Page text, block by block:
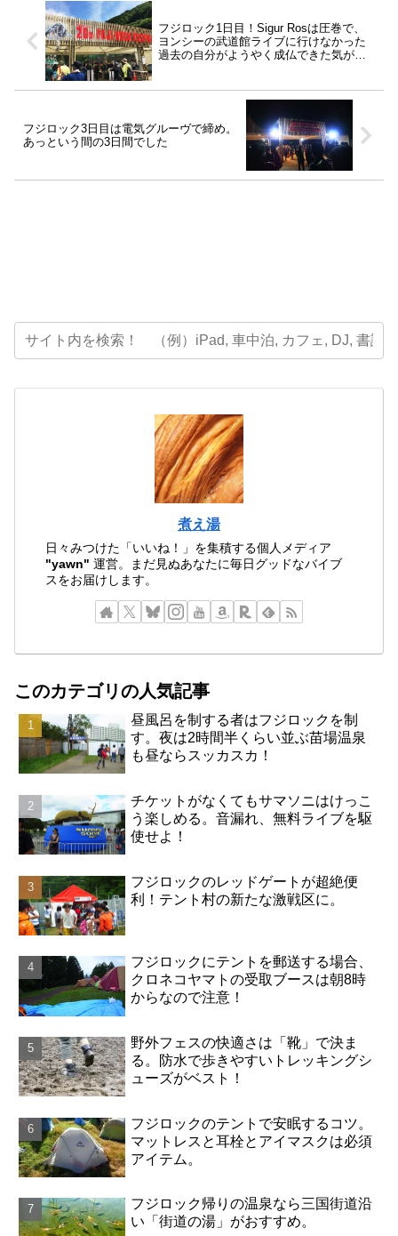
フジロック1日目！Sigur Rosは圧巻で、
ヨンシーの武道館ライブに行けなかった
過去の自分がようやく成仏できた気がし
フジロック3日目は電気グルーヴで締め。
あっという間の3日間でした
煮え湯
日々みつけた「いいね！」を集積する個人メディア
"yawn" 運営。まだ見ぬあなたに毎日グッドなバイブ
スをお届けします。
このカテゴリの人気記事
昼風呂を制する者はフジロックを制
す。夜は2時間半くらい並ぶ苗場温泉
も昼ならスッカスカ！
チケットがなくてもサマソニはけっこ
う楽しめる。音漏れ、無料ライブを駆
使せよ！
フジロックのレッドゲートが超絶便
利！テント村の新たな激戦区に。
フジロックにテントを郵送する場合、
クロネコヤマトの受取ブースは朝8時
からなので注意！
野外フェスの快適さは「靴」で決ま
る。防水で歩きやすいトレッキングシ
ューズがベスト！
フジロックのテントで安眠するコツ。
マットレスと耳栓とアイマスクは必須
アイテム。
フジロック帰りの温泉なら三国街道沿
い「街道の湯」がおすすめ。